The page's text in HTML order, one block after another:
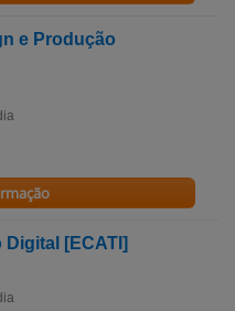
e Produção
[ECATI]